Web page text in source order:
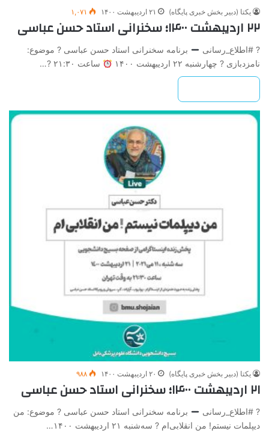
یکتا (دبیر بخش خبری پایگاه) ۲۱ اردیبهشت ۱۴۰۰ ۱,۰۷۱
۲۲ اردیبهشت ۱۴۰۰؛ سخنرانی استاد حسن عباسی
? #اطلاع_رسانی
برنامه سخنرانی استاد حسن عباسی ? موضوع:
نامزدبازی ? چهارشنبه ۲۲ اردیبهشت ۱۴۰۰
ساعت ۲۱:۳۰ ?…
یکتا (دبیر بخش خبری پایگاه) ۲۰ اردیبهشت ۱۴۰۰ ۹۸۸
۲۱ اردیبهشت ۱۴۰۰؛ سخنرانی استاد حسن عباسی
? #اطلاع_رسانی
برنامه سخنرانی استاد حسن عباسی ? موضوع: من
دیپلمات نیستم! من انقلابی‌ام ? سه‌شنبه ۲۱ اردیبهشت ۱۴۰۰…